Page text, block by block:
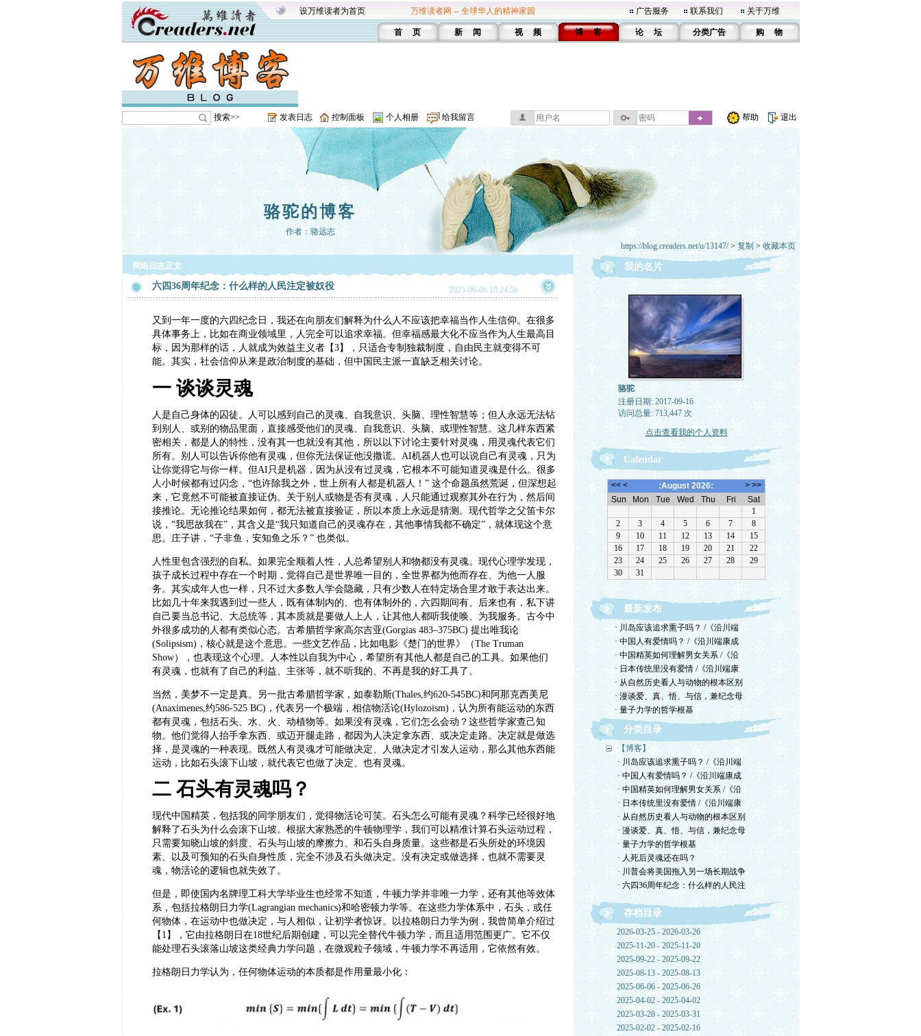
设万维读者为首页 万维读者网 -- 全球华人的精神家园 广告服务 联系我们 关于万维
首 页 新 闻 视 频 博 客 论 坛 分类广告 购 物
搜索>> 发表日志 控制面板 个人相册 给我留言 帮助 退出
骆驼的博客
作者：骆远志
https://blog.creaders.net/u/13147/> 复制 > 收藏本页
网络日志正文
六四36周年纪念：什么样的人民注定被奴役 2025-06-06 18:24:56
又到一年一度的六四纪念日，我还在向朋友们解释为什么人不应该把幸福当作人生信仰。在很多
具体事务上，比如在商业领域里，人完全可以追求幸福。但幸福感最大化不应当作为人生最高目
标，因为那样的话，人就成为效益主义者【3】，只适合专制独裁制度，自由民主就变得不可
能。其实，社会信仰从来是政治制度的基础，但中国民主派一直缺乏相关讨论。
一 谈谈灵魂
人是自己身体的囚徒。人可以感到自己的灵魂、自我意识、头脑、理性智慧等；但人永远无法钻
到别人、或别的物品里面，直接感受他们的灵魂、自我意识、头脑、或理性智慧。这几样东西紧
密相关，都是人的特性，没有其一也就没有其他，所以以下讨论主要针对灵魂，用灵魂代表它们
所有。别人可以告诉你他有灵魂，但你无法保证他没撒谎。 AI机器人也可以说自己有灵魂，只为
让你觉得它与你一样。但AI只是机器，因为从没有过灵魂，它根本不可能知道灵魂是什么。很多
人小时候都有过闪念，“也许除我之外，世上所有人都是机器人！” 这个命题虽然荒诞，但深想起
来，它竟然不可能被直接证伪。关于别人或物是否有灵魂，人只能通过观察其外在行为，然后间
接推论。无论推论结果如何，都无法被直接验证，所以本质上永远是猜测。现代哲学之父笛卡尔
说，“我思故我在”，其含义是“我只知道自己的灵魂存在，其他事情我都不确定”，就体现这个意
思。庄子讲，“子非鱼，安知鱼之乐？” 也类似。
人性里包含强烈的自私。如果完全顺着人性，人总希望别人和物都没有灵魂。现代心理学发现，
孩子成长过程中存在一个时期，觉得自己是世界唯一目的，全世界都为他而存在、为他一人服
务。其实成年人也一样，只不过大多数人学会隐藏，只有少数人在特定场合里才敢于表达出来。
比如几十年来我遇到过一些人，既有体制内的、也有体制外的，六四期间有、后来也有，私下讲
自己要当总书记、大总统等，其本质就是要做人上人，让其他人都听我使唤、为我服务。古今中
外很多成功的人都有类似心态。古希腊哲学家高尔吉亚(Gorgias 483–375BC) 提出唯我论
(Solipsism)，核心就是这个意思。一些文艺作品，比如电影《楚门的世界》（The Truman
Show），也表现这个心理。人本性以自我为中心，希望所有其他人都是自己的工具。如果他们
有灵魂，也就有了自己的利益、主张等，就不听我的、不再是我的好工具了。
当然，美梦不一定是真。另一批古希腊哲学家，如泰勒斯(Thales,约620-545BC)和阿那克西美尼
(Anaximenes,约586-525 BC)，代表另一个极端，相信物活论(Hylozoism)，认为所有能运动的东西
都有灵魂，包括石头、水、火、动植物等。如果没有灵魂，它们怎么会动？这些哲学家查己知
物。他们觉得人抬手拿东西、或迈开腿走路，都因为人决定拿东西、或决定走路。决定就是做选
择，是灵魂的一种表现。既然人有灵魂才可能做决定、人做决定才引发人运动，那么其他东西能
运动，比如石头滚下山坡，就代表它也做了决定、也有灵魂。
二 石头有灵魂吗？
现代中国精英，包括我的同学朋友们，觉得物活论可笑。石头怎么可能有灵魂？科学已经很好地
解释了石头为什么会滚下山坡。根据大家熟悉的牛顿物理学，我们可以精准计算石头运动过程，
只需要知晓山坡的斜度、石头与山坡的摩擦力、和石头自身质量。这些都是石头所处的环境因
素、以及可预知的石头自身性质，完全不涉及石头做决定。没有决定或做选择，也就不需要灵
魂，物活论的逻辑也就失效了。
但是，即使国内名牌理工科大学毕业生也经常不知道，牛顿力学并非唯一力学，还有其他等效体
系，包括拉格朗日力学(Lagrangian mechanics)和哈密顿力学等。在这些力学体系中，石头，或任
何物体，在运动中也做决定，与人相似，让初学者惊讶。以拉格朗日力学为例，我曾简单介绍过
【1】，它由拉格朗日在18世纪后期创建，可以完全替代牛顿力学，而且适用范围更广。它不仅
能处理石头滚落山坡这类经典力学问题，在微观粒子领域，牛顿力学不再适用，它依然有效。
拉格朗日力学认为，任何物体运动的本质都是作用量最小化：
我的名片
骆驼
注册日期: 2017-09-16
访问总量: 713,447 次
点击查看我的个人资料
Calendar
最新发布
· 川岛应该追求熏子吗？ /《沿川端
· 中国人有爱情吗？ /《沿川端康成
· 中国精英如何理解男女关系 /《沿
· 日本传统里没有爱情 /《沿川端康
· 从自然历史看人与动物的根本区别
· 漫谈爱、真、悟、与信，兼纪念母
· 量子力学的哲学根基
分类目录
【博客】
· 川岛应该追求熏子吗？ /《沿川端
· 中国人有爱情吗？ /《沿川端康成
· 中国精英如何理解男女关系 /《沿
· 日本传统里没有爱情 /《沿川端康
· 从自然历史看人与动物的根本区别
· 漫谈爱、真、悟、与信，兼纪念母
· 量子力学的哲学根基
· 人死后灵魂还在吗？
· 川普会将美国拖入另一场长期战争
· 六四36周年纪念：什么样的人民注
存档目录
2026-03-25 - 2026-03-26
2025-11-20 - 2025-11-20
2025-09-22 - 2025-09-22
2025-08-13 - 2025-08-13
2025-06-06 - 2025-06-26
2025-04-02 - 2025-04-02
2025-03-28 - 2025-03-31
2025-02-02 - 2025-02-16